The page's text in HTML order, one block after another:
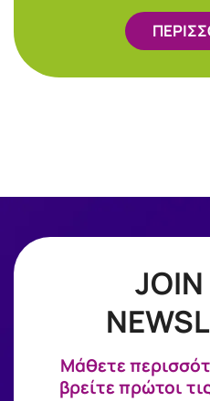
Mάθετε
βρείτε πρώτοι